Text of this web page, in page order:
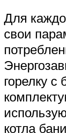
Для
свои
горелку с
котла